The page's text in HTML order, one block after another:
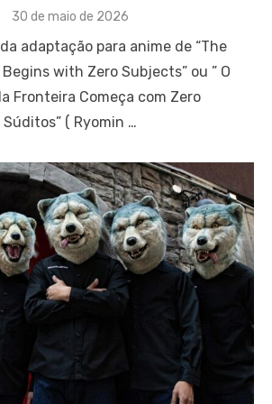
Posted
30 de maio de 2026
adaptação para anime de “The
with Zero Subjects” ou ” O
Fronteira Começa com Zero
Súditos” ( Ryomin …